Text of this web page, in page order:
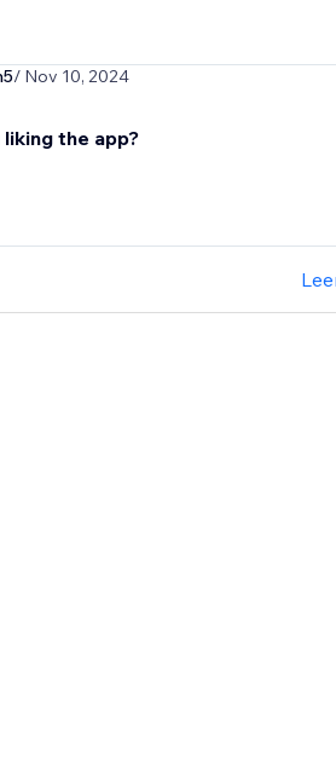
/ Nov 10, 2024
the app?